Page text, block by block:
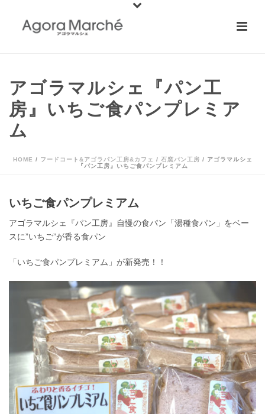
アゴラマルシェ『パン工
房』いちご食パンプレミア
ム
HOME / フードコート&アゴラパン工房&カフェ / 石窯パン工房 / アゴラマルシェ
『パン工房』いちご食パンプレミアム
いちご食パンプレミアム
アゴラマルシェ『パン工房』自慢の食パン「湯種食パン」をベー
スに”いちご”が香る食パン
「いちご食パンプレミアム」が新発売！！